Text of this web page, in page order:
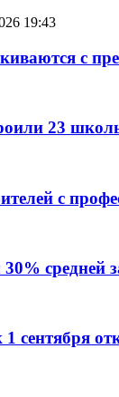
19:43
с
23
с
средней